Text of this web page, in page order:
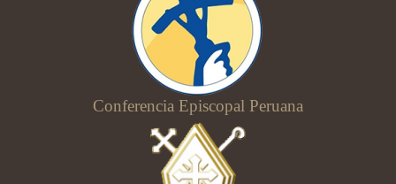
Conferencia Episcopal Peruana